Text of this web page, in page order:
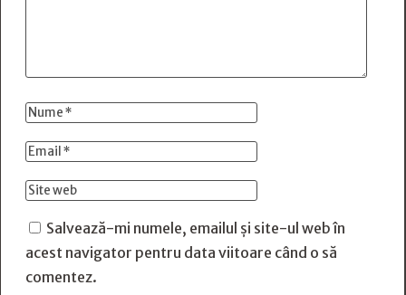
Salvează-mi numele, emailul și site-ul web în
acest navigator pentru data viitoare când o să
comentez.